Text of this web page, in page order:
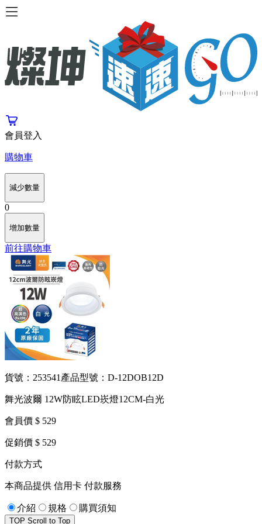
會員登入
購物車
減少數量
0
增加數量
前往購物車
貨號：253541 產品型號：D-12DOB12D
舞光波爾 12W防眩LED崁燈12CM-白光
會員價 $ 529
促銷價 $ 529
付款方式
本商品提供 信用卡 付款服務
介紹 規格 購買須知
TOP Scroll to Top